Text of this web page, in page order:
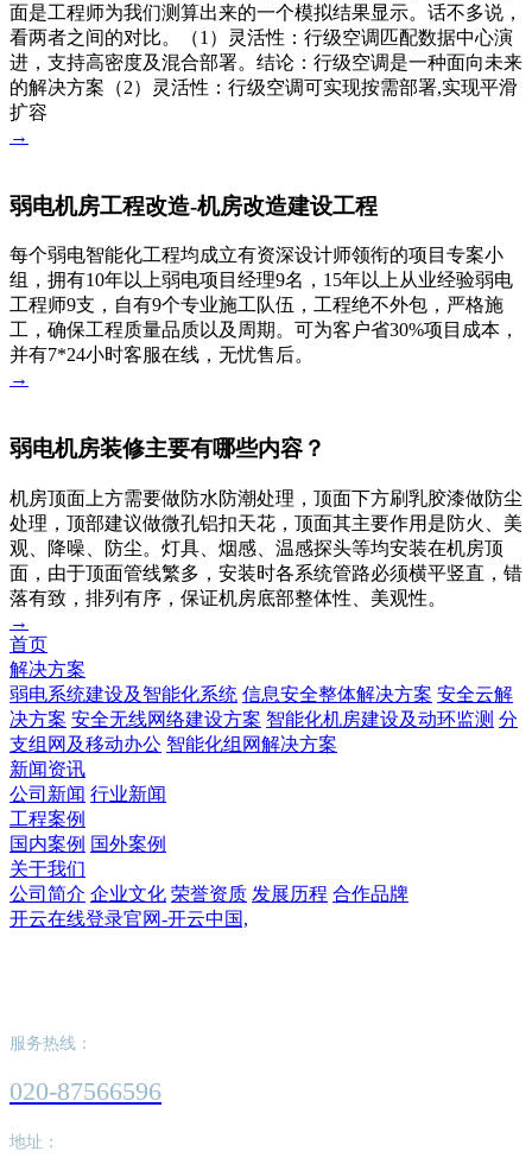
面是工程师为我们测算出来的一个模拟结果显示。话不多说，
看两者之间的对比。（1）灵活性：行级空调匹配数据中心演
进，支持高密度及混合部署。结论：行级空调是一种面向未来
的解决方案（2）灵活性：行级空调可实现按需部署,实现平滑
扩容
→
弱电机房工程改造-机房改造建设工程
每个弱电智能化工程均成立有资深设计师领衔的项目专案小
组，拥有10年以上弱电项目经理9名，15年以上从业经验弱电
工程师9支，自有9个专业施工队伍，工程绝不外包，严格施
工，确保工程质量品质以及周期。可为客户省30%项目成本，
并有7*24小时客服在线，无忧售后。
→
弱电机房装修主要有哪些内容？
机房顶面上方需要做防水防潮处理，顶面下方刷乳胶漆做防尘
处理，顶部建议做微孔铝扣天花，顶面其主要作用是防火、美
观、降噪、防尘。灯具、烟感、温感探头等均安装在机房顶
面，由于顶面管线繁多，安装时各系统管路必须横平竖直，错
落有致，排列有序，保证机房底部整体性、美观性。
→
首页
解决方案
弱电系统建设及智能化系统 信息安全整体解决方案 安全云解
决方案 安全无线网络建设方案 智能化机房建设及动环监测 分
支组网及移动办公 智能化组网解决方案
新闻资讯
公司新闻 行业新闻
工程案例
国内案例 国外案例
关于我们
公司简介 企业文化 荣誉资质 发展历程 合作品牌
开云在线登录官网-开云中国,
服务热线：
020-87566596
地址：